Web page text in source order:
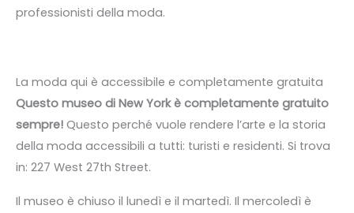
professionisti della moda.
La moda qui è accessibile e completamente gratuita
Questo museo di New York è completamente gratuito
sempre! Questo perché vuole rendere l’arte e la storia
della moda accessibili a tutti: turisti e residenti. Si trova
in: 227 West 27th Street.
Il museo è chiuso il lunedì e il martedì. Il mercoledì è